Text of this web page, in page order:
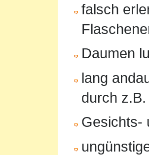
falsch
Daumen
lang
durch
Gesichts-